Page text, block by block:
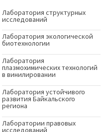
Лаборатория структурных
исследований
Лаборатория экологической
биотехнологии
Лаборатория
плазмохимических технологий
в винилировании
Лаборатория устойчивого
развития Байкальского
региона
Лаборатории правовых
исследований